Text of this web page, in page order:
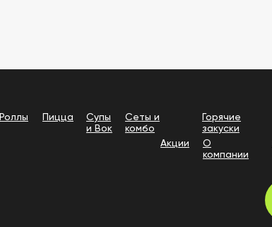
Роллы Пицца
Сеты и
комбо
Супы
и Вок
Акции
О
компании
Горячие
закуски